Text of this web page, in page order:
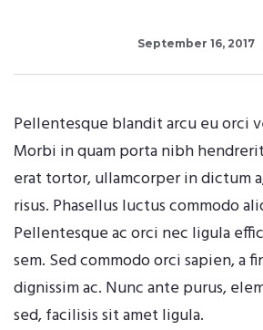
September 16, 2017
Pellentesque blandit arcu eu orci
Morbi in quam porta nibh
erat tortor, ullamcorper in dictum
risus. Phasellus luctus commodo
Pellentesque ac orci nec ligula
sem. Sed commodo orci sapien, a
dignissim ac. Nunc ante purus,
sed, facilisis sit amet ligula.